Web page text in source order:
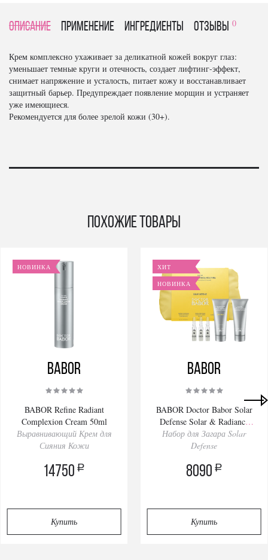
Описание Применение Ингредиенты отзывы 0
Крем комплексно ухаживает за деликатной кожей вокруг глаз:
уменьшает темные круги и отечность, создает лифтинг-эффект,
снимает напряжение и усталость, питает кожу и восстанавливает
защитный барьер. Предупреждает появление морщин и устраняет
уже имеющиеся.
Рекомендуется для более зрелой кожи (30+).
Похожие товары
НОВИНКА
BABOR
BABOR Refine Radiant
Complexion Cream 50ml
Выравнивающий Крем для
Сияния Кожи
14750 a
Купить
ХИТ
НОВИНКА
BABOR
BABOR Doctor Babor Solar
Defense Solar & Radiance
Routine Set
Набор для Загара Solar
Defense
8090 a
Купить